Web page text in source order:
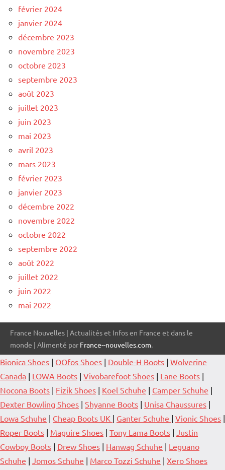
février 2024
janvier 2024
décembre 2023
novembre 2023
octobre 2023
septembre 2023
août 2023
juillet 2023
juin 2023
mai 2023
avril 2023
mars 2023
février 2023
janvier 2023
décembre 2022
novembre 2022
octobre 2022
septembre 2022
août 2022
juillet 2022
juin 2022
mai 2022
France Nouvelles | Actualités et Infos en France et dans le
monde | Alimenté par France--nouvelles.com.
Bionica Shoes | OOfos Shoes | Double-H Boots | Wolverine
Canada | LOWA Boots | Vivobarefoot Shoes | Lane Boots |
Nocona Boots | Fizik Shoes | Koel Schuhe | Camper Schuhe |
Dexter Bowling Shoes | Shyanne Boots | Unisa Chaussures |
Lowa Schuhe | Cheap Boots UK | Ganter Schuhe | Vionic Shoes |
Roper Boots | Maguire Shoes | Tony Lama Boots | Justin
Cowboy Boots | Drew Shoes | Hanwag Schuhe | Leguano
Schuhe | Jomos Schuhe | Marco Tozzi Schuhe | Xero Shoes